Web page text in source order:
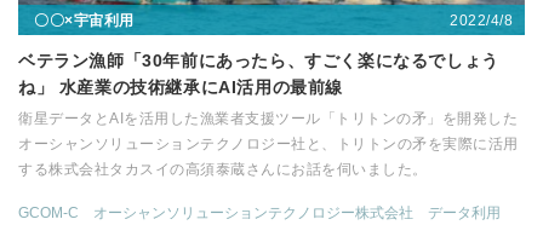
〇〇×宇宙利用 2022/4/8
ベテラン漁師「30年前にあったら、すごく楽になるでしょう
ね」 水産業の技術継承にAI活用の最前線
衛星データとAIを活用した漁業者支援ツール「トリトンの矛」を開発した
オーシャンソリューションテクノロジー社と、トリトンの矛を実際に活用
する株式会社タカスイの高須泰蔵さんにお話を伺いました。
GCOM-C オーシャンソリューションテクノロジー株式会社
データ利用